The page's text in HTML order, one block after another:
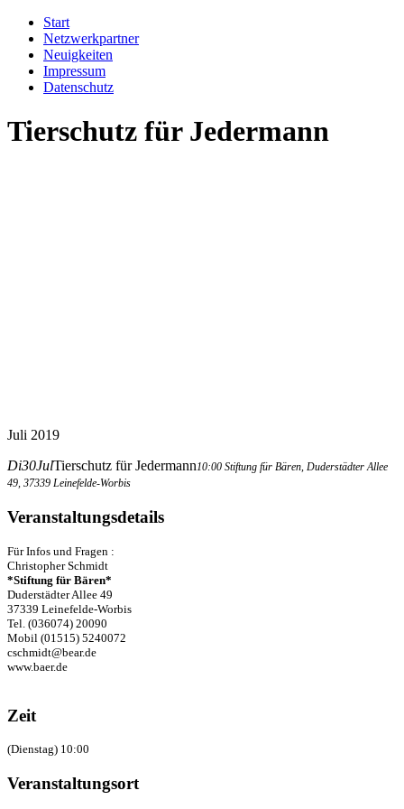
Start
Netzwerkpartner
Neuigkeiten
Impressum
Datenschutz
Tierschutz für Jedermann
Juli 2019
Di30JulTierschutz für Jedermann10:00 Stiftung für Bären, Duderstädter Allee
49, 37339 Leinefelde-Worbis
Veranstaltungsdetails
Für Infos und Fragen :
Christopher Schmidt
*Stiftung für Bären*
Duderstädter Allee 49
37339 Leinefelde-Worbis
Tel. (036074) 20090
Mobil (01515) 5240072
cschmidt@bear.de
www.baer.de
Zeit
(Dienstag) 10:00
Veranstaltungsort